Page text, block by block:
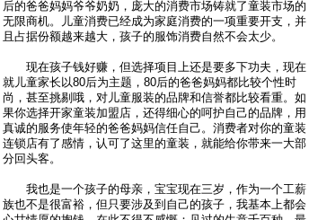
后的爸爸妈妈爷爷奶奶，庞大的消费市场铸就了童装市场的
无限商机。儿童消费已经成为家庭消费的一项重要开支，并
且占据份额越来越大，孩子的服饰消费自然不会太少。
现在孩子钱好赚，但选择项目上还是要多下功夫，现在
就儿童家长以80后为主题，80后的爸爸妈妈都比较个性时
尚，甚至挑剔哦，对儿童服装的品牌和信誉都比较看重。如
果你选择开家童装加盟店，还得细心的呵护自己的品牌，用
真诚的服务使年轻的爸爸妈妈信任自己。消费者对你的童装
连锁店有了感情，认可了这里的童装，就能给你带来一大部
分回头客。
我也是一个孩子的母亲，宝宝现在三岁，作为一个工薪
族也不是很富裕，但只要涉及到自己的孩子，我基本上都会